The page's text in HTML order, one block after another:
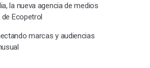
la nueva agencia de medios
Ecopetrol
marcas y audiencias